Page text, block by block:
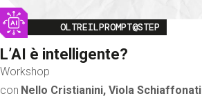
Image
OLTREILPROMPT@STEP
L’AI è intelligente?
Workshop
con Nello Cristianini, Viola Schiaffonati